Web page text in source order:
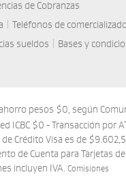
de Cobranzas
Teléfonos de
sueldos
Bases y
pesos $0, según
$0 - Transacción por
Crédito Visa es de
de Cuenta para Tarjetas
incluyen IVA. Comisiones